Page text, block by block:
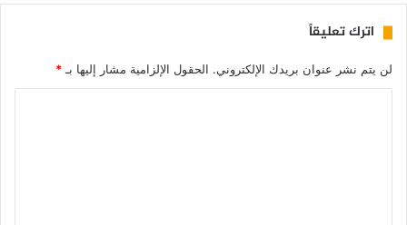
اترك تعليقاً
لن يتم نشر عنوان بريدك الإلكتروني. الحقول الإلزامية مشار إليها بـ *